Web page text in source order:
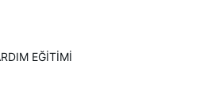
EĞITIMI